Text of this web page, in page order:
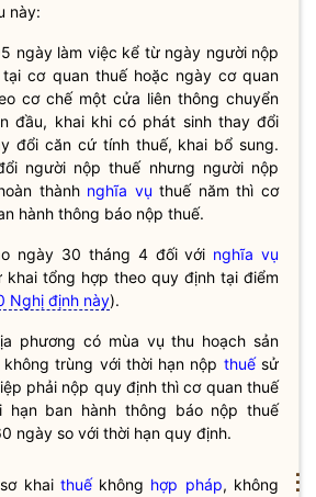
này:
ngày làm việc kể từ ngày người nộp
cơ quan thuếhoặc ngày cơ quan
cơ chế một cửa liên thông chuyển
đầu, khai khi có phát sinh thay đổi
đổi căn cứ tính thuế, khai bổ sung.
người nộpthuếnhưng người nộp
thành nghĩa vụ thuếnăm thì cơ
hành thông báo nộp thuế.
ngày 30 tháng 4 đối với nghĩa vụ
khai tổng hợp theo quy định tại điểm
Nghị định này).
phương có mùa vụ thu hoạch sản
trùng với thời hạn nộp thuếsử
phải nộp quy định thì cơ quan thuế
hạn ban hành thông báo nộp thuế
ngày so với thời hạn quy định.
khai thuếkhông hợp pháp, không
⋮